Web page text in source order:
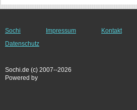
Sochi Impressum Kontakt
Datenschutz
Sochi.de (c) 2007--2026
Powered by